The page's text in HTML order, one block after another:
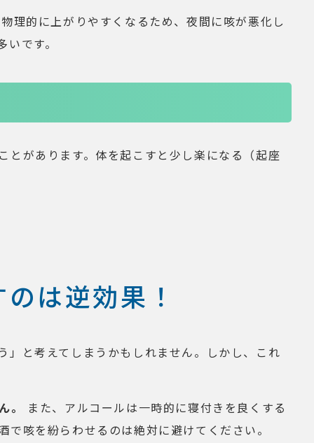
理的に上がりやすくなるため、夜間に咳が悪化し
です。
があります。体を起こすと少し楽になる（起座
は逆効果！
と考えてしまうかもしれません。しかし、これ
。
また、アルコールは一時的に寝付きを良くする
咳を紛らわせるのは絶対に避けてください。